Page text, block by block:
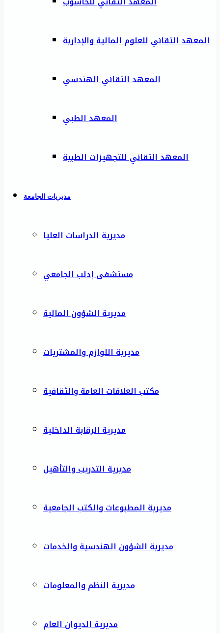
المعهد التقاني للعلوم المالية والإدارية
المعهد التقاني الهندسي
المعهد الطبي
المعهد التقاني للتجهيزات الطبية
مديريات الجامعة
مديرية الدراسات العليا
مستشفى إدلب الجامعي
مديرية الشؤون المالية
مديرية اللوازم والمشتريات
مكتب العلاقات العامة والثقافية
مديرية الرقابة الداخلية
مديرية التدريب والتأهيل
مديرية المطبوعات والكتب الجامعية
مديرية الشؤون الهندسية والخدمات
مديرية النظم والمعلومات
مديرية الديوان العام